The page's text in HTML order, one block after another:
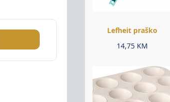
Lefheit praško
14,75 KM